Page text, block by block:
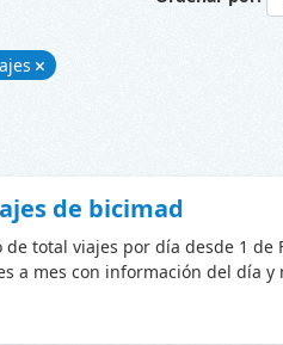
de bicimad
total viajes por día desde 1 de
a mes con información del día